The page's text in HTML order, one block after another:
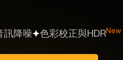
訊降噪 色彩校正與HDRNew